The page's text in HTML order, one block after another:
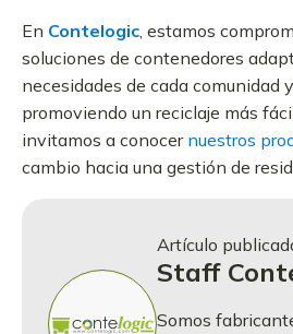
En Contelogic , estamos
soluciones de contenedores
necesidades de cada comunidad
promoviendo un reciclaje más
invitamos a conocer nuestros
cambio hacia una gestión de
Artículo
Staff
Somos